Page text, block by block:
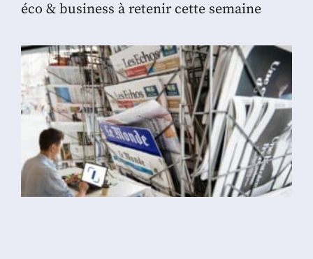
éco & business à retenir cette semaine